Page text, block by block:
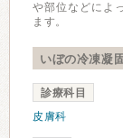
や部位などによ
ます。
いぼの冷凍凝
診療科目
皮膚科